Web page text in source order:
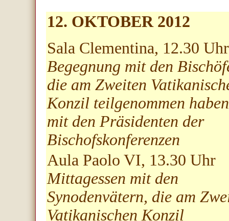
12. OKTOBER 2012
Sala Clementina, 12.30 Uhr
Begegnung mit den
die am Zweiten
Konzil teilgenommen
mit den Präsidenten der
Bischofskonferenzen
Aula Paolo VI, 13.30 Uhr
Mittagessen mit den
Synodenvätern, die am
Vatikanischen Konzil